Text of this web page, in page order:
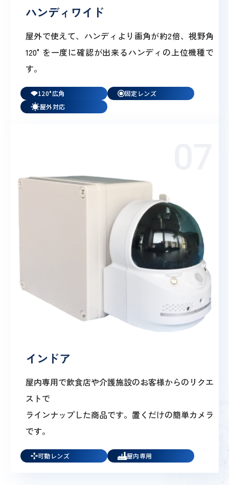
ハンディワイド
屋外で使えて、ハンディより画角が約2倍、視野角
120°を一度に確認が出来るハンディの上位機種で
す。
120°広角
固定レンズ
屋外対応
インドア
屋内専用で飲食店や介護施設のお客様からのリクエ
ストで
ラインナップした商品です。置くだけの簡単カメラ
です。
可動レンズ 屋内専用